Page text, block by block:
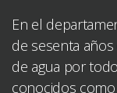
En el
de sesenta
de agua por
conocidos